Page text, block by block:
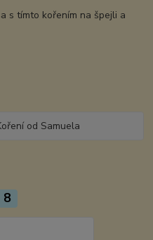
s tímto kořením na špejli a
od Samuela
8